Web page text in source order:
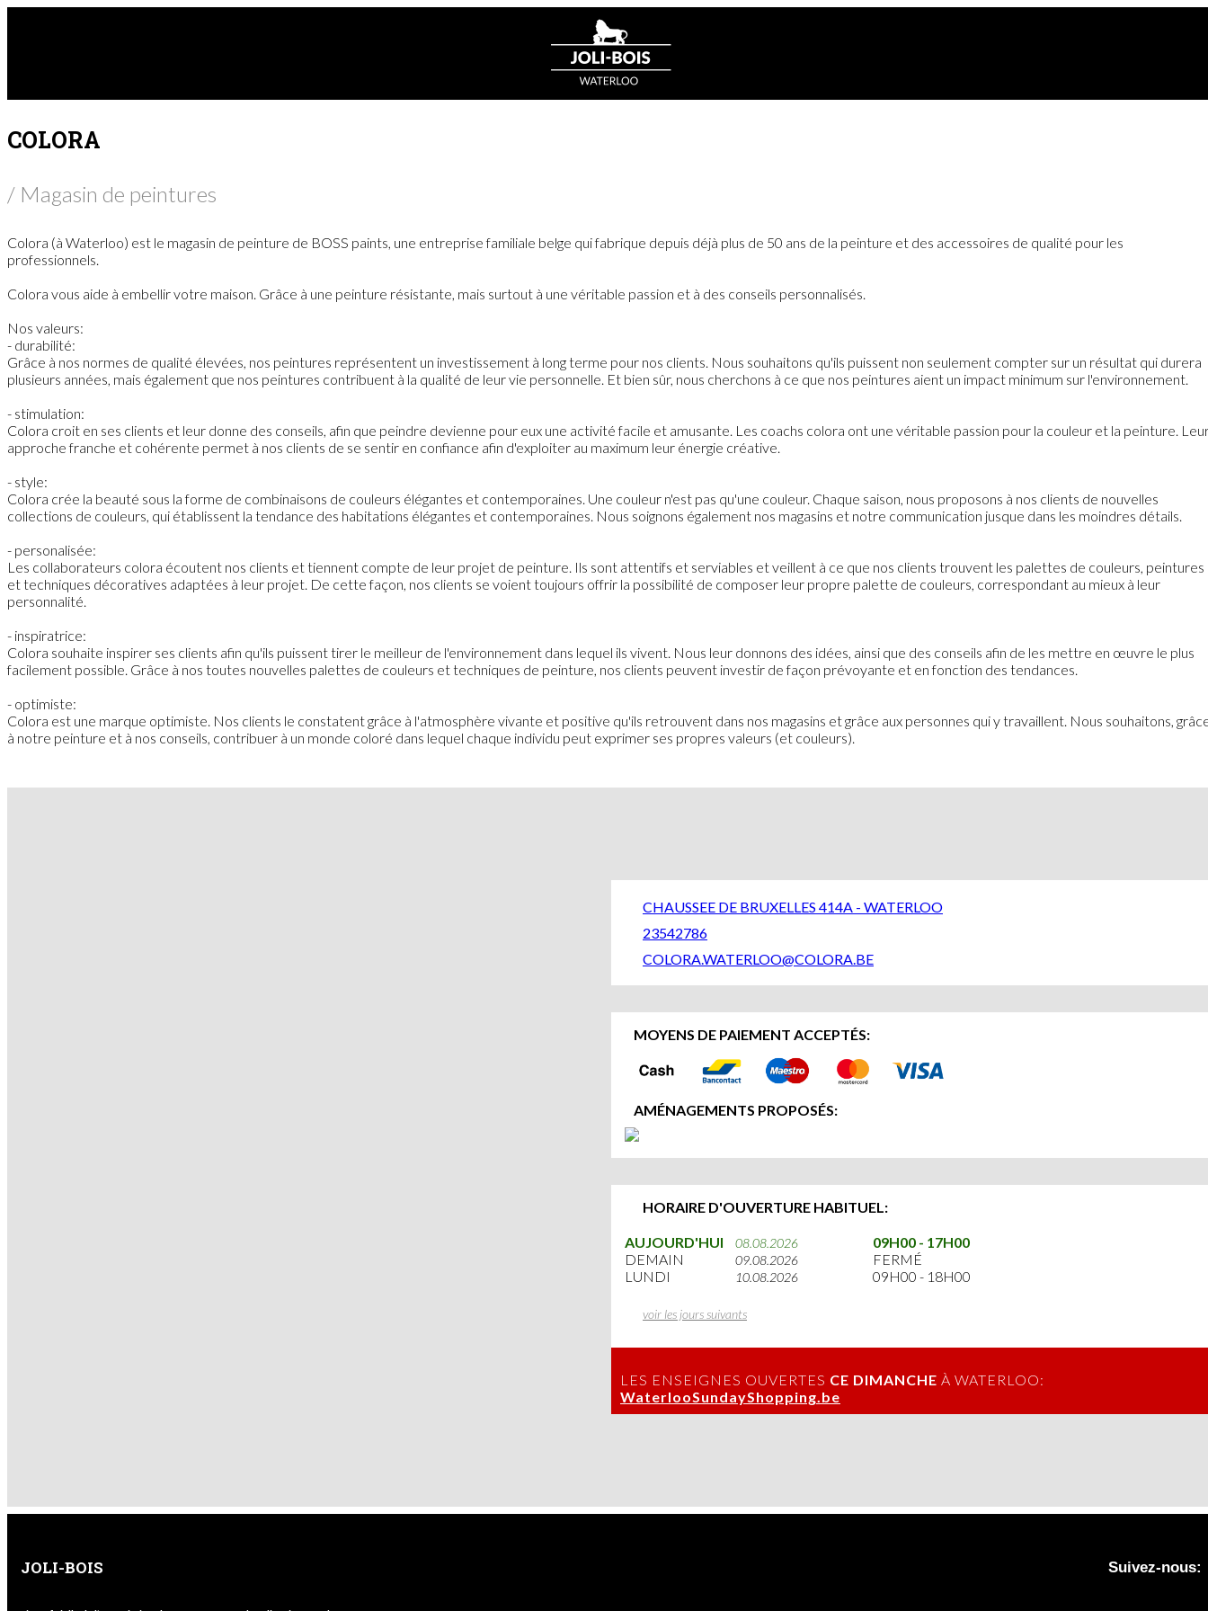
COLORA
/ Magasin de peintures
Colora (à Waterloo) est le magasin de peinture de BOSS paints, une entreprise familiale belge qui fabrique depuis déjà plus de 50 ans de la peinture et des accessoires de qualité pour les
professionnels.
Colora vous aide à embellir votre maison. Grâce à une peinture résistante, mais surtout à une véritable passion et à des conseils personnalisés.
Nos valeurs:
- durabilité:
Grâce à nos normes de qualité élevées, nos peintures représentent un investissement à long terme pour nos clients. Nous souhaitons qu'ils puissent non seulement compter sur un résultat qui durera
plusieurs années, mais également que nos peintures contribuent à la qualité de leur vie personnelle. Et bien sûr, nous cherchons à ce que nos peintures aient un impact minimum sur l'environnement.
- stimulation:
Colora croit en ses clients et leur donne des conseils, afin que peindre devienne pour eux une activité facile et amusante. Les coachs colora ont une véritable passion pour la couleur et la peinture.
approche franche et cohérente permet à nos clients de se sentir en confiance afin d'exploiter au maximum leur énergie créative.
- style:
Colora crée la beauté sous la forme de combinaisons de couleurs élégantes et contemporaines. Une couleur n'est pas qu'une couleur. Chaque saison, nous proposons à nos clients de nouvelles
collections de couleurs, qui établissent la tendance des habitations élégantes et contemporaines. Nous soignons également nos magasins et notre communication jusque dans les moindres détails.
- personalisée:
Les collaborateurs colora écoutent nos clients et tiennent compte de leur projet de peinture. Ils sont attentifs et serviables et veillent à ce que nos clients trouvent les palettes de couleurs, peintures
et techniques décoratives adaptées à leur projet. De cette façon, nos clients se voient toujours offrir la possibilité de composer leur propre palette de couleurs, correspondant au mieux à leur
personnalité.
- inspiratrice:
Colora souhaite inspirer ses clients afin qu'ils puissent tirer le meilleur de l'environnement dans lequel ils vivent. Nous leur donnons des idées, ainsi que des conseils afin de les mettre en œuvre le plus
facilement possible. Grâce à nos toutes nouvelles palettes de couleurs et techniques de peinture, nos clients peuvent investir de façon prévoyante et en fonction des tendances.
- optimiste:
Colora est une marque optimiste. Nos clients le constatent grâce à l'atmosphère vivante et positive qu'ils retrouvent dans nos magasins et grâce aux personnes qui y travaillent. Nous souhaitons,
à notre peinture et à nos conseils, contribuer à un monde coloré dans lequel chaque individu peut exprimer ses propres valeurs (et couleurs).
CHAUSSEE DE BRUXELLES 414A - WATERLOO
23542786
COLORA.WATERLOO@COLORA.BE
MOYENS DE PAIEMENT ACCEPTÉS:
AMÉNAGEMENTS PROPOSÉS:
HORAIRE D'OUVERTURE HABITUEL:
AUJOURD'HUI 08.08.2026
09H00 - 17H00
DEMAIN
09.08.2026
FERMÉ
LUNDI
10.08.2026 09H00 - 18H00
voir les jours suivants
LES ENSEIGNES OUVERTES CE DIMANCHE À WATERLOO:
WaterlooSundayShopping.be
JOLI-BOIS Suivez-nous: